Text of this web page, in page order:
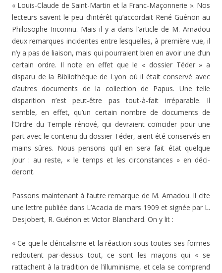
« Louis-Claude de Saint-Martin et la Franc-Maçonne­rie ». Nos
lecteurs savent le peu d’intérêt qu’accordait René Guénon au
Philosophe Inconnu. Mais il y a dans l’article de M. Amadou
deux remarques incidentes entre lesquelles, à première vue, il
n’y a pas de liaison, mais qui pourraient bien en avoir une d’un
certain ordre. Il note en effet que le « dossier Téder » a
disparu de la Bibliothèque de Lyon où il était conservé avec
d’autres documents de la collection de Papus. Une telle
disparition n’est peut-être pas tout-à-fait irréparable. Il
semble, en effet, qu’un certain nombre de documents de
l’Ordre du Temple rénové, qui devraient coïncider pour une
part avec le contenu du dossier Téder, aient été conservés en
mains sûres. Nous pensons qu’il en sera fait état quelque
jour : au reste, « le temps et les circonstances » en déci­
deront.
Passons maintenant à l’autre remarque de M. Amadou. Il cite
une lettre publiée dans L’Acacia de mars 1909 et signée par L.
Desjobert, R. Guénon et Victor Blanchard. On y lit :
« Ce que le cléricalisme et la réaction sous toutes ses formes
redoutent par-dessus tout, ce sont les maçons qui « se
rattachent à la tradition de l’illuminisme, et cela se comprend